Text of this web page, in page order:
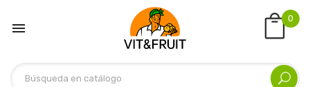

0